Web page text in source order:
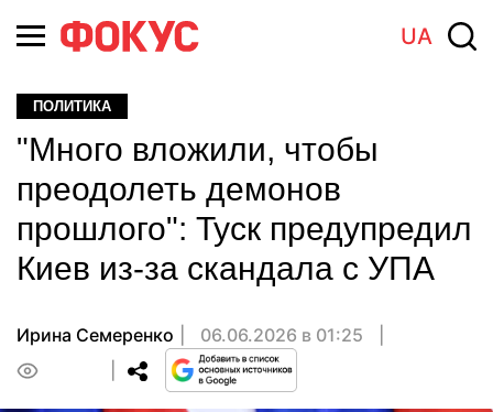
UA
ПОЛИТИКА
"Много вложили, чтобы
преодолеть демонов
прошлого": Туск предупредил
Киев из-за скандала с УПА
Ирина Семеренко
06.06.2026 в 01:25